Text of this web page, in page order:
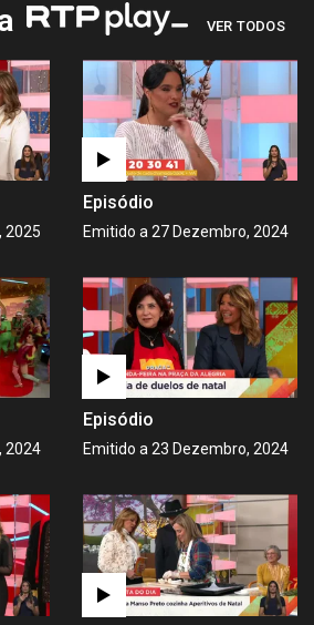
VER TODOS
2025
Episódio
Emitido a 27 Dezembro, 2024
2024
Episódio
Emitido a 23 Dezembro, 2024